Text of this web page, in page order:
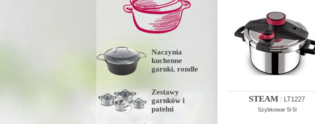
Naczynia
kuchenne
garnki, rondle
Zestawy
garnków i
patelni
STEAM LT1227
Szybkowar 5l 5l